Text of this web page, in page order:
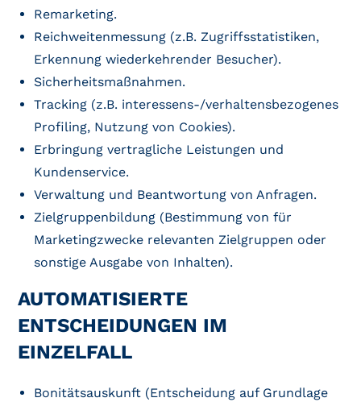
Remarketing.
Reichweitenmessung (z.B. Zugriffsstatistiken,
Erkennung wiederkehrender Besucher).
Sicherheitsmaßnahmen.
Tracking (z.B. interessens-/verhaltensbezogenes
Profiling, Nutzung von Cookies).
Erbringung vertragliche Leistungen und
Kundenservice.
Verwaltung und Beantwortung von Anfragen.
Zielgruppenbildung (Bestimmung von für
Marketingzwecke relevanten Zielgruppen oder
sonstige Ausgabe von Inhalten).
AUTOMATISIERTE
ENTSCHEIDUNGEN IM
EINZELFALL
Bonitätsauskunft (Entscheidung auf Grundlage